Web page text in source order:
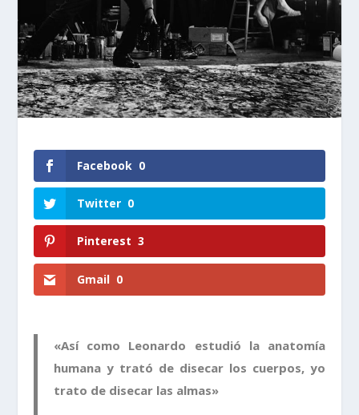
Facebook 0
Twitter 0
Pinterest 3
Gmail 0
«Así como Leonardo estudió la anatomía
humana y trató de disecar los cuerpos, yo
trato de disecar las almas»